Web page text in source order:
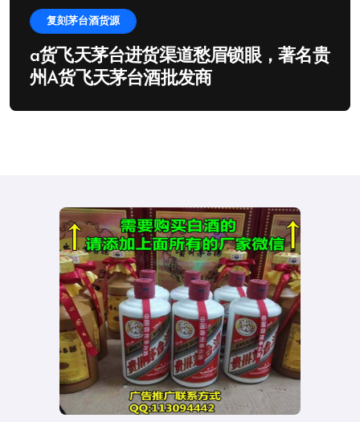
复刻茅台酒货源
a货飞天茅台进货渠道愁眉锁眼，著名贵
州A货飞天茅台酒批发商